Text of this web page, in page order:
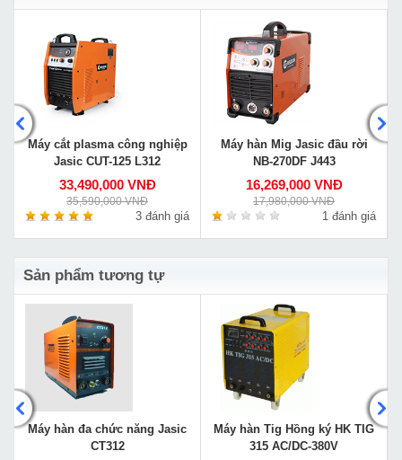
Máy cắt plasma công nghiệp
Jasic CUT-125 L312
33,490,000 VNĐ
35,590,000 VNĐ
3 đánh giá
Máy hàn Mig Jasic đầu rời
NB-270DF J443
16,269,000 VNĐ
17,980,000 VNĐ
1 đánh giá
Sản phẩm tương tự
Máy hàn đa chức năng Jasic
CT312
Máy hàn Tig Hồng ký HK TIG
315 AC/DC-380V